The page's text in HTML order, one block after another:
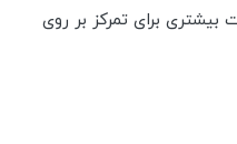
برای تمرکز بر روی